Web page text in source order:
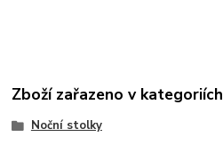
Zboží zařazeno v kategoriích
Noční stolky